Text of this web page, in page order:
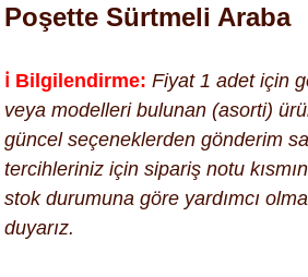
Poşette Sürtmeli Araba
ℹ️ Bilgilendirme: Fiyat 1 adet için
veya modelleri bulunan (asorti)
güncel seçeneklerden gönderim
tercihleriniz için sipariş notu
stok durumuna göre yardımcı
duyarız.